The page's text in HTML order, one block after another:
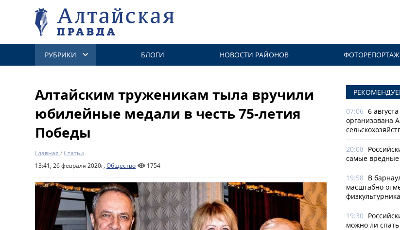
РУБРИКИ БЛОГИ НОВОСТИ РАЙОНОВ
Алтайским труженикам тыла вручили
юбилейные медали в честь 75-летия
Победы
Главная /Статьи
13:41, 26 февраля 2020г, Общество 1754
07:06 6
организована
20:08
самые вредные
19:58 В
масштабно
физкультурника
19:30
можно ли